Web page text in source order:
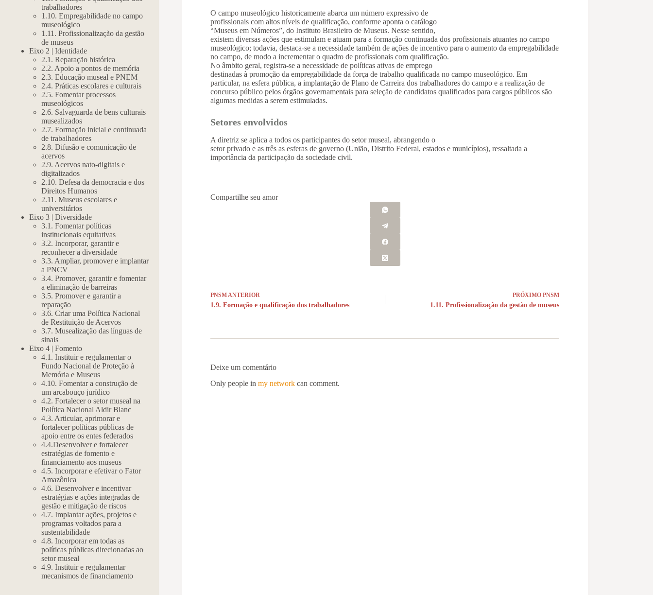
O campo museológico historicamente abarca um número expressivo de
profissionais com altos níveis de qualificação, conforme aponta o catálogo
“Museus em Números”, do Instituto Brasileiro de Museus. Nesse sentido,
existem diversas ações que estimulam e atuam para a formação continuada dos profissionais atuantes no campo
museológico; todavia, destaca-se a necessidade também de ações de incentivo para o aumento da empregabilidade
no campo, de modo a incrementar o quadro de profissionais com qualificação.
No âmbito geral, registra-se a necessidade de políticas ativas de emprego
destinadas à promoção da empregabilidade da força de trabalho qualificada no campo museológico. Em
particular, na esfera pública, a implantação de Plano de Carreira dos trabalhadores do campo e a realização de
concurso público pelos órgãos governamentais para seleção de candidatos qualificados para cargos públicos são
algumas medidas a serem estimuladas.
Setores envolvidos
A diretriz se aplica a todos os participantes do setor museal, abrangendo o
setor privado e as três as esferas de governo (União, Distrito Federal, estados e municípios), ressaltada a
importância da participação da sociedade civil.
Compartilhe seu amor
PNSMANTERIOR
1.9. Formação e qualificação dos trabalhadores
PRÓXIMOPNSM
1.11. Profissionalização da gestão de museus
Deixe um comentário
Only people inmy network can comment.
trabalhadores
1.10. Empregabilidade no campo
museológico
1.11. Profissionalização da gestão
de museus
Eixo 2 | Identidade
2.1. Reparação histórica
2.2. Apoio a pontos de memória
2.3. Educação museal e PNEM
2.4. Práticas escolares e culturais
2.5. Fomentar processos
museológicos
2.6. Salvaguarda de bens culturais
musealizados
2.7. Formação inicial e continuada
de trabalhadores
2.8. Difusão e comunicação de
acervos
2.9. Acervos nato-digitais e
digitalizados
2.10. Defesa da democracia e dos
Direitos Humanos
2.11. Museus escolares e
universitários
Eixo 3 | Diversidade
3.1. Fomentar políticas
institucionais equitativas
3.2. Incorporar, garantir e
reconhecer a diversidade
3.3. Ampliar, promover e implantar
a PNCV
3.4. Promover, garantir e fomentar
a eliminação de barreiras
3.5. Promover e garantir a
reparação
3.6. Criar uma Política Nacional
de Restituição de Acervos
3.7. Musealização das línguas de
sinais
Eixo 4 | Fomento
4.1. Instituir e regulamentar o
Fundo Nacional de Proteção à
Memória e Museus
4.10. Fomentar a construção de
um arcabouço jurídico
4.2. Fortalecer o setor museal na
Política Nacional Aldir Blanc
4.3. Articular, aprimorar e
fortalecer políticas públicas de
apoio entre os entes federados
4.4.Desenvolver e fortalecer
estratégias de fomento e
financiamento aos museus
4.5. Incorporar e efetivar o Fator
Amazônica
4.6. Desenvolver e incentivar
estratégias e ações integradas de
gestão e mitigação de riscos
4.7. Implantar ações, projetos e
programas voltados para a
sustentabilidade
4.8. Incorporar em todas as
políticas públicas direcionadas ao
setor museal
4.9. Instituir e regulamentar
mecanismos de financiamento